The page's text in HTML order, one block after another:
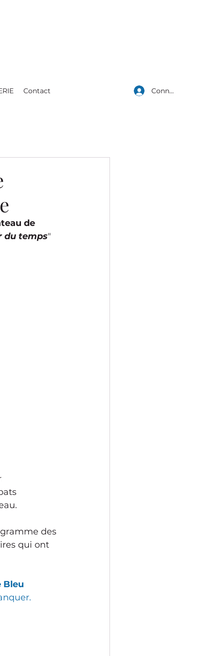
Contact Connexion
de
du temps"
des
qui ont
Bleu